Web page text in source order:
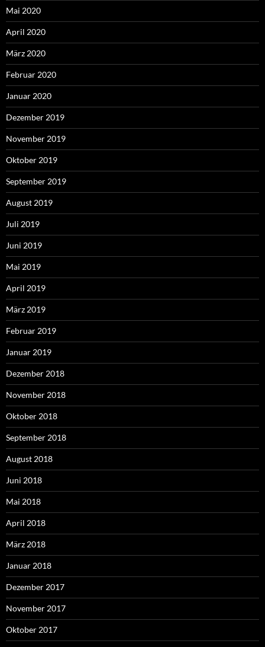
Mai 2020
April 2020
März 2020
Februar 2020
Januar 2020
Dezember 2019
November 2019
Oktober 2019
September 2019
August 2019
Juli 2019
Juni 2019
Mai 2019
April 2019
März 2019
Februar 2019
Januar 2019
Dezember 2018
November 2018
Oktober 2018
September 2018
August 2018
Juni 2018
Mai 2018
April 2018
März 2018
Januar 2018
Dezember 2017
November 2017
Oktober 2017